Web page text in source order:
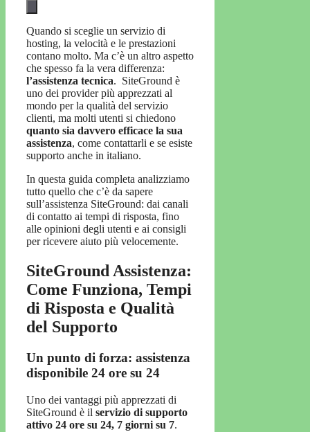
Quando si sceglie un servizio di
hosting, la velocità e le prestazioni
contano molto. Ma c’è un altro aspetto
che spesso fa la vera differenza:
l’assistenza tecnica. SiteGround è
uno dei provider più apprezzati al
mondo per la qualità del servizio
clienti, ma molti utenti si chiedono
quanto sia davvero efficace la sua
assistenza, come contattarli e se esiste
supporto anche in italiano.
In questa guida completa analizziamo
tutto quello che c’è da sapere
sull’assistenza SiteGround: dai canali
di contatto ai tempi di risposta, fino
alle opinioni degli utenti e ai consigli
per ricevere aiuto più velocemente.
SiteGround Assistenza:
Come Funziona, Tempi
di Risposta e Qualità
del Supporto
Un punto di forza: assistenza
disponibile 24 ore su 24
Uno dei vantaggi più apprezzati di
SiteGround è il servizio di supporto
attivo 24 ore su 24, 7 giorni su 7.